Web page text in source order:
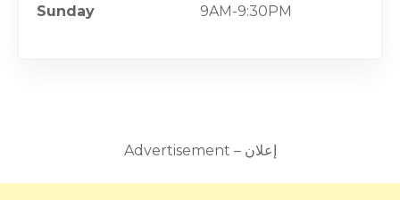
Sunday 9AM-9:30PM
Advertisement – إعلان